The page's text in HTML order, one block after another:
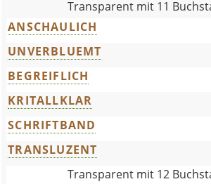
Transparent mit 11
ANSCHAULICH
UNVERBLUEMT
BEGREIFLICH
KRITALLKLAR
SCHRIFTBAND
TRANSLUZENT
Transparent mit 12